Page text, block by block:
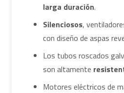
larga duración.
Silenciosos,
con diseño de aspas
Los tubos roscados
son altamente
Motores eléctricos de